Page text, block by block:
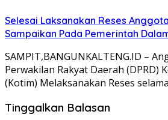
Selesai Laksanakan Reses
Sampaikan Pada Pemerintah
SAMPIT,BANGUNKALTENG.ID –
Perwakilan Rakyat Daerah (DPRD)
(Kotim) Melaksanakan Reses
Tinggalkan Balasan